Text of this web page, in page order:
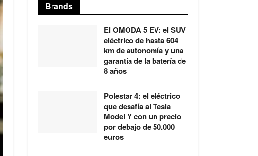
Brands
El OMODA 5 EV: el SUV
eléctrico de hasta 604
km de autonomía y una
garantía de la batería de
8 años
Polestar 4: el eléctrico
que desafía al Tesla
Model Y con un precio
por debajo de 50.000
euros